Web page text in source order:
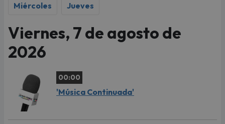
Miércoles Jueves
Viernes, 7 de agosto de
2026
00:00
'Música Continuada'